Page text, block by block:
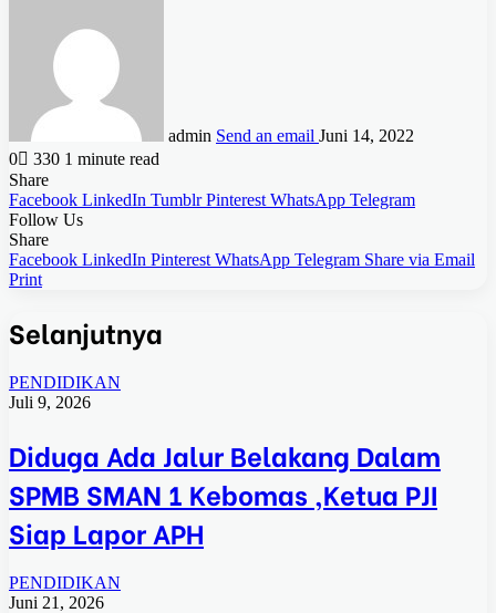
admin Send an email Juni 14, 2022
0
330 1 minute read
Share
Facebook LinkedIn Tumblr Pinterest WhatsApp Telegram
Follow Us
Share
Facebook LinkedIn Pinterest WhatsApp Telegram Share via Email
Print
Selanjutnya
PENDIDIKAN
Juli 9, 2026
Diduga Ada Jalur Belakang Dalam
SPMB SMAN 1 Kebomas ,Ketua PJI
Siap Lapor APH
PENDIDIKAN
Juni 21, 2026